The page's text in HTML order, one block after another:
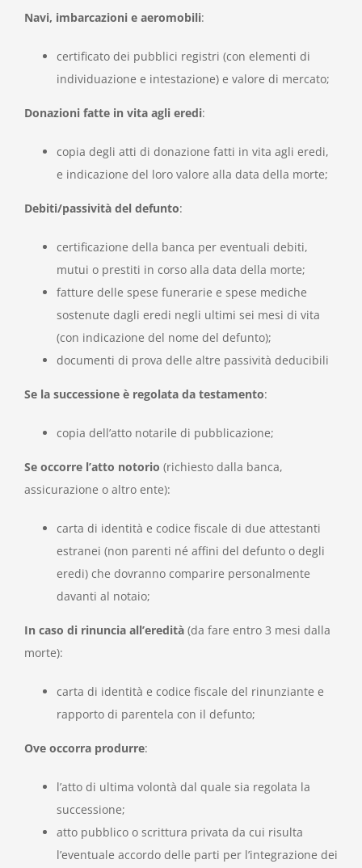
Navi, imbarcazioni e aeromobili:
certificato dei pubblici registri (con elementi di
individuazione e intestazione) e valore di mercato;
Donazioni fatte in vita agli eredi:
copia degli atti di donazione fatti in vita agli eredi,
e indicazione del loro valore alla data della morte;
Debiti/passività del defunto:
certificazione della banca per eventuali debiti,
mutui o prestiti in corso alla data della morte;
fatture delle spese funerarie e spese mediche
sostenute dagli eredi negli ultimi sei mesi di vita
(con indicazione del nome del defunto);
documenti di prova delle altre passività deducibili
Se la successione è regolata da testamento:
copia dell’atto notarile di pubblicazione;
Se occorre l’atto notorio (richiesto dalla banca,
assicurazione o altro ente):
carta di identità e codice fiscale di due attestanti
estranei (non parenti né affini del defunto o degli
eredi) che dovranno comparire personalmente
davanti al notaio;
In caso di rinuncia all’eredità (da fare entro 3 mesi dalla
morte):
carta di identità e codice fiscale del rinunziante e
rapporto di parentela con il defunto;
Ove occorra produrre:
l’atto di ultima volontà dal quale sia regolata la
successione;
atto pubblico o scrittura privata da cui risulta
l’eventuale accordo delle parti per l’integrazione dei